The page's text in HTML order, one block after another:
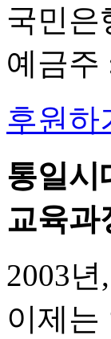
국민은
예금주
후원하
통일시
교육과
2003
이제는